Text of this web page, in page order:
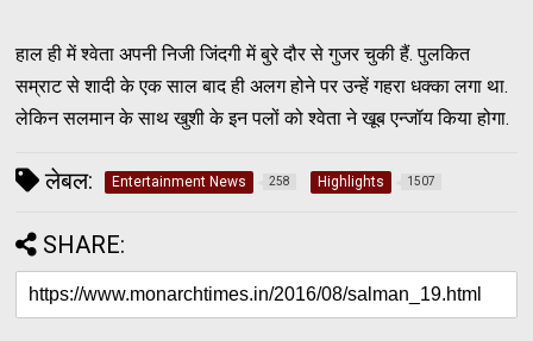
हाल ही में श्वेता अपनी निजी जिंदगी में बुरे दौर से गुजर चुकी हैं. पुलकित
सम्राट से शादी के एक साल बाद ही अलग होने पर उन्हें गहरा धक्का लगा था.
लेकिन सलमान के साथ खुशी के इन पलों को श्वेता ने खूब एन्जॉय किया होगा.
लेबल: Entertainment News 258 Highlights 1507
SHARE: